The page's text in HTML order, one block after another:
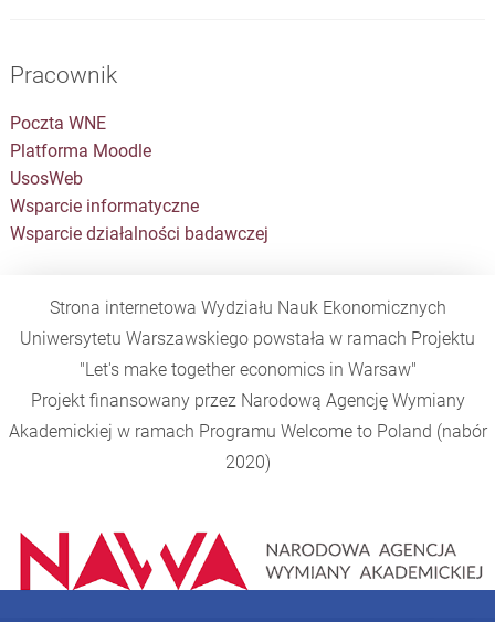
Pracownik
Poczta WNE
Platforma Moodle
UsosWeb
Wsparcie informatyczne
Wsparcie działalności badawczej
Strona internetowa Wydziału Nauk Ekonomicznych
Uniwersytetu Warszawskiego powstała w ramach Projektu
"Let's make together economics in Warsaw"
Projekt finansowany przez Narodową Agencję Wymiany
Akademickiej w ramach Programu Welcome to Poland (nabór
2020)